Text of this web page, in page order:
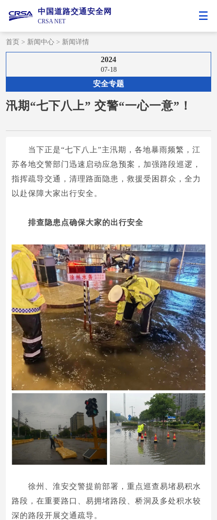
中国道路交通安全网
CRSA NET
首页 > 新闻中心 > 新闻详情
2024
07-18
安全专题
汛期“七下八上” 交警“一心一意”！
当下正是“七下八上”主汛期，各地暴雨频繁，江
苏各地交警部门迅速启动应急预案，加强路段巡逻，
指挥疏导交通，清理路面隐患，救援受困群众，全力
以赴保障大家出行安全。
排查隐患点确保大家的出行安全
徐州、淮安交警提前部署，重点巡查易堵易积水
路段，在重要路口、易拥堵路段、桥洞及多处积水较
深的路段开展交通疏导。